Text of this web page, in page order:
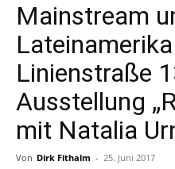
Mainstream
Linienstraße
Ausstellung
mit Natalia
Von Dirk Fithalm - 25. Juni 2017